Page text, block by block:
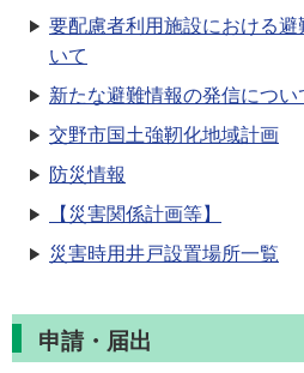
要配慮者利用施設における
いて
新たな避難情報の発信につい
交野市国土強靭化地域計画
防災情報
【災害関係計画等】
災害時用井戸設置場所一覧
申請・届出